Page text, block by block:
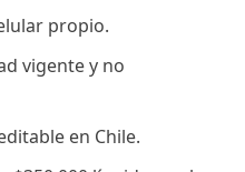
propio.
vigente y no
en Chile.